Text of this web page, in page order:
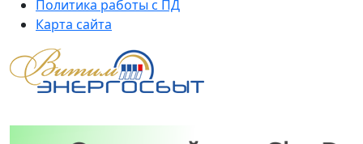
Политика работы с ПД
Карта сайта